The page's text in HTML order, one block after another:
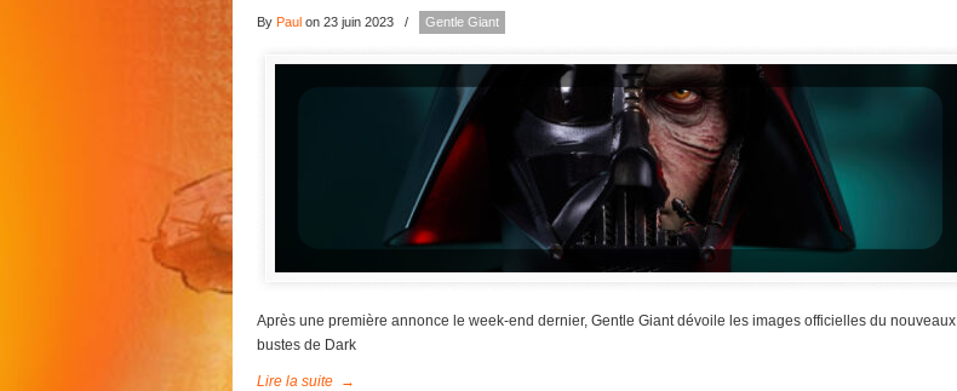
By Paul on 23 juin 2023 / Gentle Giant
Après une première annonce le week-end dernier, Gentle Giant dévoile les images officielles du nouveaux
bustes de Dark
Lire la suite →